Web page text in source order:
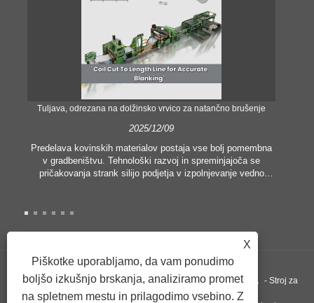
Tuljava, odrezana na dolžinsko vrvico za natančno brušenje
2025/12/09
Predelava kovinskih materialov postaja vse bolj pomembna
v gradbeništvu. Tehnološki razvoj in spreminjajoča se
pričakovanja strank silijo podjetja v izpolnjevanje vedno
zadovoljevanje potreb sodobne industrije, zlasti v iskanju
rezanje tuljav na dolžino pojavila kot oprema za obdelavo
Copyright ©GUANGZHOU KINGREAL MACHINERY CO., LTD.， - Stroj za
X
Piškotke uporabljamo, da vam ponudimo
boljšo izkušnjo brskanja, analiziramo promet
na spletnem mestu in prilagodimo vsebino. Z